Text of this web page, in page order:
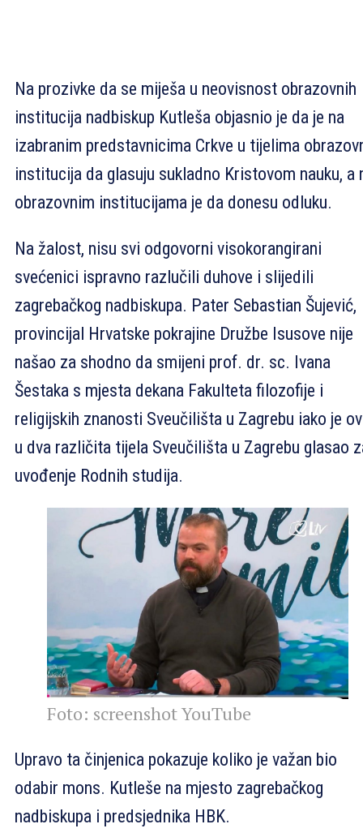
Na prozivke da se miješa u neovisnost obrazovnih
institucija nadbiskup Kutleša objasnio je da je na
izabranim predstavnicima Crkve u tijelima
institucija da glasuju sukladno Kristovom nauku, a
obrazovnim institucijama je da donesu odluku.
Na žalost, nisu svi odgovorni visokorangirani
svećenici ispravno razlučili duhove i slijedili
zagrebačkog nadbiskupa. Pater Sebastian Šujević,
provincijal Hrvatske pokrajine Družbe Isusove nije
našao za shodno da smijeni prof. dr. sc. Ivana
Šestaka s mjesta dekana Fakulteta filozofije i
religijskih znanosti Sveučilišta u Zagrebu iako je
u dva različita tijela Sveučilišta u Zagrebu glasao
uvođenje Rodnih studija.
Foto: screenshot YouTube
Upravo ta činjenica pokazuje koliko je važan bio
odabir mons. Kutleše na mjesto zagrebačkog
nadbiskupa i predsjednika HBK.